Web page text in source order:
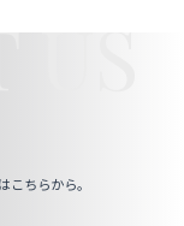
ちらから。